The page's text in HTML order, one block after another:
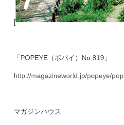
[
「POPEYE（ポパイ）No.819」
http://magazineworld.jp/popeye/
マガジンハウス